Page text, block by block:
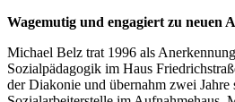
Wagemutig und engagiert zu neuen
Michael Belz trat 1996 als
Sozialpädagogik im Haus
der Diakonie und übernahm zwei Jahre